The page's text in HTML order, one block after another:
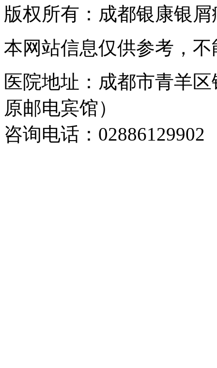
版权所有：成都银康银
本网站信息仅供参考，
医院地址：成都市青羊
原邮电宾馆）
咨询电话：02886129902